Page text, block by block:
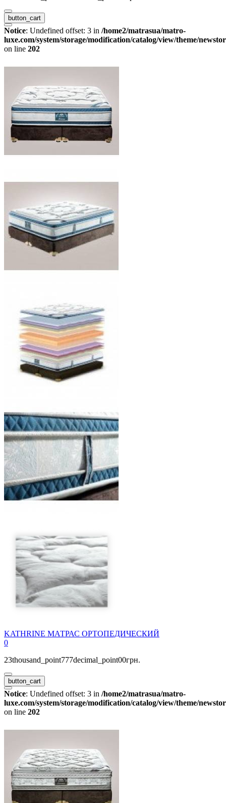
button_cart
Notice: Undefined offset: 3 in /home2/matrasua/matro-
luxe.com/system/storage/modification/catalog/view/theme/
on line 202
KATHRINE МАТРАС ОРТОПЕДИЧЕСКИЙ
0
23thousand_point777decimal_point00грн.
button_cart
Notice: Undefined offset: 3 in /home2/matrasua/matro-
luxe.com/system/storage/modification/catalog/view/theme/
on line 202